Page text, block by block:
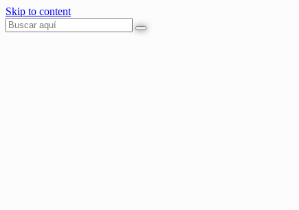
Skip to content